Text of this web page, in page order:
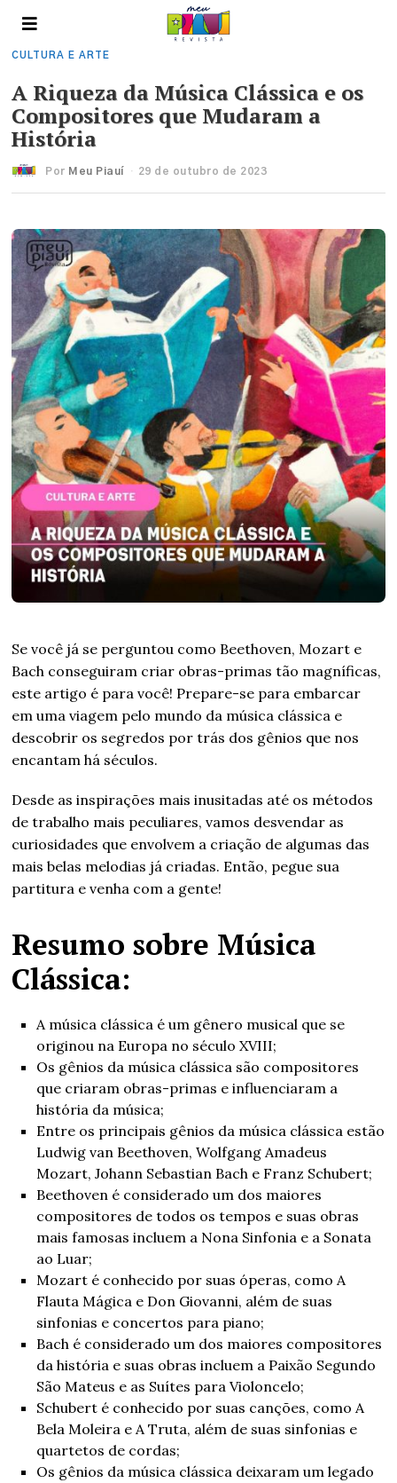
CULTURA E ARTE
A Riqueza da Música Clássica e os
Compositores que Mudaram a
História
Por Meu Piauí 29 de outubro de 2023
Se você já se perguntou como Beethoven, Mozart e
Bach conseguiram criar obras-primas tão magníficas,
este artigo é para você! Prepare-se para embarcar
em uma viagem pelo mundo da música clássica e
descobrir os segredos por trás dos gênios que nos
encantam há séculos.
Desde as inspirações mais inusitadas até os métodos
de trabalho mais peculiares, vamos desvendar as
curiosidades que envolvem a criação de algumas das
mais belas melodias já criadas. Então, pegue sua
partitura e venha com a gente!
Resumo sobre Música
Clássica:
A música clássica é um gênero musical que se
originou na Europa no século XVIII;
Os gênios da música clássica são compositores
que criaram obras-primas e influenciaram a
história da música;
Entre os principais gênios da música clássica estão
Ludwig van Beethoven, Wolfgang Amadeus
Mozart, Johann Sebastian Bach e Franz Schubert;
Beethoven é considerado um dos maiores
compositores de todos os tempos e suas obras
mais famosas incluem a Nona Sinfonia e a Sonata
ao Luar;
Mozart é conhecido por suas óperas, como A
Flauta Mágica e Don Giovanni, além de suas
sinfonias e concertos para piano;
Bach é considerado um dos maiores compositores
da história e suas obras incluem a Paixão Segundo
São Mateus e as Suítes para Violoncelo;
Schubert é conhecido por suas canções, como A
Bela Moleira e A Truta, além de suas sinfonias e
quartetos de cordas;
Os gênios da música clássica deixaram um legado